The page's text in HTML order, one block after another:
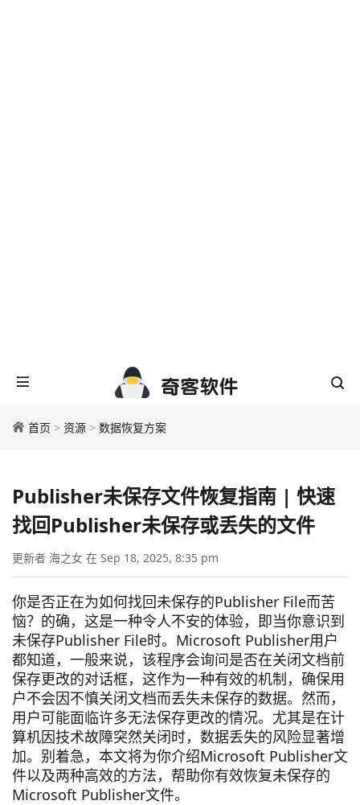
首页 > 资源 > 数据恢复方案
Publisher未保存文件恢复指南 | 快速
找回Publisher未保存或丢失的文件
更新者 海之女 在 Sep 18, 2025, 8:35 pm
你是否正在为如何找回未保存的Publisher File而苦
恼？的确，这是一种令人不安的体验，即当你意识到
未保存Publisher File时。Microsoft Publisher用户
都知道，一般来说，该程序会询问是否在关闭文档前
保存更改的对话框，这作为一种有效的机制，确保用
户不会因不慎关闭文档而丢失未保存的数据。然而，
用户可能面临许多无法保存更改的情况。尤其是在计
算机因技术故障突然关闭时，数据丢失的风险显著增
加。别着急，本文将为你介绍Microsoft Publisher文
件以及两种高效的方法，帮助你有效恢复未保存的
Microsoft Publisher文件。